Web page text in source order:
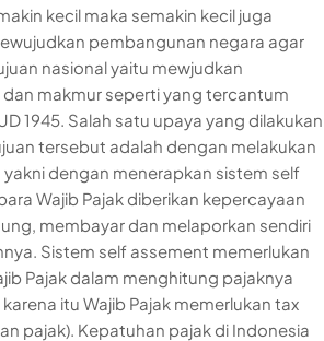
kecil maka semakin kecil juga
pembangunan negara agar
nasional yaitu mewjudkan
dan makmur seperti yang tercantum
1945. Salah satu upaya yang dilakukan
tersebut adalah dengan melakukan
yakni dengan menerapkan sistem self
Wajib Pajak diberikan kepercayaan
membayar dan melaporkan sendiri
Sistem self assement memerlukan
Pajak dalam menghitung pajaknya
itu Wajib Pajak memerlukan tax
pajak). Kepatuhan pajak di Indonesia